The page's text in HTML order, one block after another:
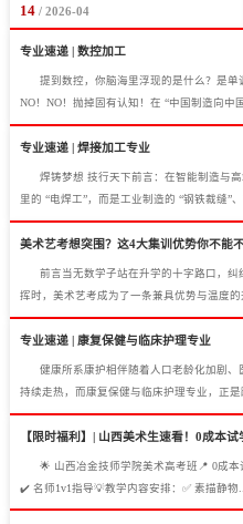
14 / 2026-04
专业速递 | 数控加工
提到数控，你脑海里浮现的是什么？是单
NO！NO！抛掉固有认知！在 “中国制造向中
专业速递 | 焊接加工专业
焊铸梦想 技行天下前言：在智能制造与
里的 “电焊工”，而是工业制造的 “钢铁裁缝”
美术艺考想突围？这4大集训优势你不能
前言当无数学子站在升学的十字路口，
挥时，美术艺考成为了一条兼具优势与温度
专业速递 | 康复保健与临床护理专业
健康所系康护相伴随着人口老龄化加剧、
持续走热，而康复保健与临床护理专业，正是
【限时福利】| 山西美术生速看！0成本试
🌟 山西冶金技师学院美术高考班📍 0成
✔️ 名师1v1指导💡教学内容安排：✅ 素描静物...